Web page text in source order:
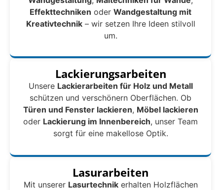
Effekttechniken oder Wandgestaltung mit
Kreativtechnik– wir setzen Ihre Ideen stilvoll
um.
Lackierungsarbeiten
Unsere Lackierarbeiten für Holz und Metall
schützen und verschönern Oberflächen. Ob
Türen und Fenster lackieren, Möbel lackieren
oder Lackierung im Innenbereich, unser Team
sorgt für eine makellose Optik.
Lasurarbeiten
Mit unserer Lasurtechnikerhalten Holzflächen